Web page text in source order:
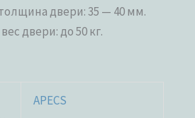
двери: 35 — 40 мм.
двери: до 50 кг.
APECS